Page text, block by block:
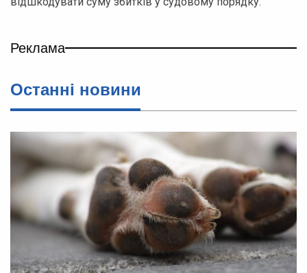
Реклама
Останні новини